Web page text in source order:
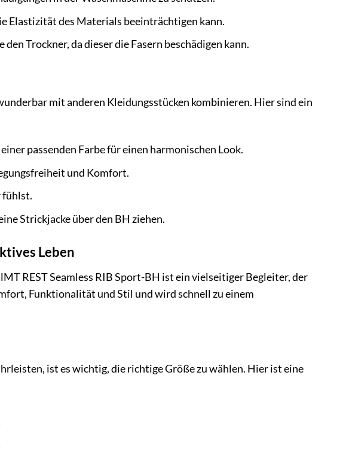
Elastizität des Materials beeinträchtigen kann.
Trockner, da dieser die Fasern beschädigen kann.
mit anderen Kleidungsstücken kombinieren. Hier sind ein
passenden Farbe für einen harmonischen Look.
und Komfort.
fühlst.
Strickjacke über den BH ziehen.
Leben
REST Seamless RIB Sport-BH ist ein vielseitiger Begleiter, der
Funktionalität und Stil und wird schnell zu einem
ist es wichtig, die richtige Größe zu wählen. Hier ist eine